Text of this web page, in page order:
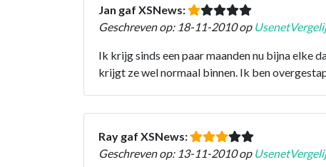
Jan gaf XSNews:
Geschreven op: 18-11-2010 op
Ik krijg sinds een paar maanden nu bijna elke
krijgt ze wel normaal binnen. Ik ben
Ray gaf XSNews:
Geschreven op: 13-11-2010 op